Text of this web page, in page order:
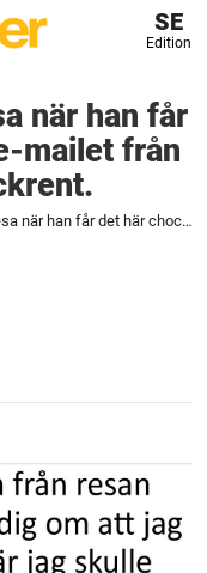
SE
Edition
när han får
mailet från
Maken är på affärsresa när han får det här chockerande e-mailet från sin fru. Det här är klockrent.